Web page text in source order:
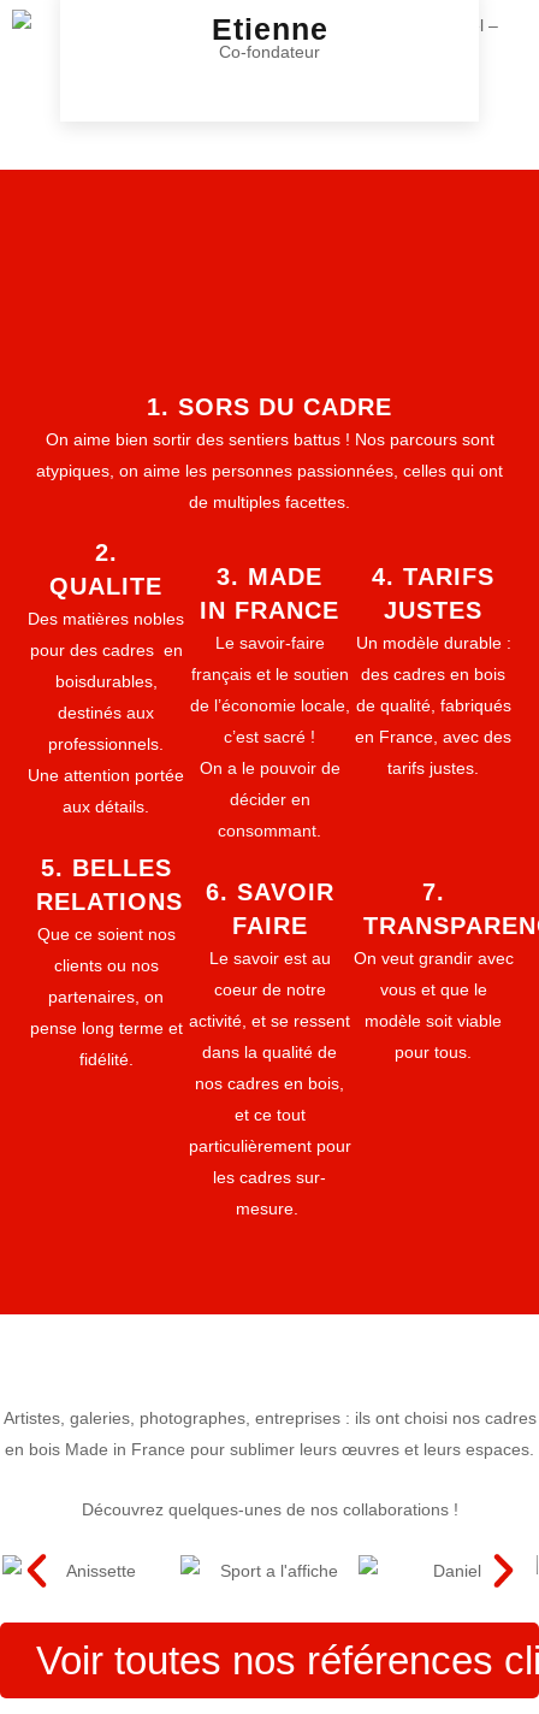
Etienne
Co-fondateur
1. SORS DU CADRE
On aime bien sortir des sentiers battus ! Nos parcours sont
atypiques, on aime les personnes passionnées, celles qui ont
de multiples facettes.
2.
QUALITE
Des matières nobles
pour des cadres en
boisdurables,
destinés aux
professionnels.
Une attention portée
aux détails.
3. MADE
IN FRANCE
Le savoir-faire
français et le soutien
de l’économie locale,
c’est sacré !
On a le pouvoir de
décider en
consommant.
4. TARIFS
JUSTES
Un modèle durable :
des cadres en bois
de qualité, fabriqués
en France, avec des
tarifs justes.
5. BELLES
RELATIONS
Que ce soient nos
clients ou nos
partenaires, on
pense long terme et
fidélité.
6. SAVOIR
FAIRE
Le savoir est au
coeur de notre
activité, et se ressent
dans la qualité de
nos cadres en bois,
et ce tout
particulièrement pour
les cadres sur-
mesure.
7.
On veut grandir avec
vous et que le
modèle soit viable
pour tous.
Artistes, galeries, photographes, entreprises : ils ont choisi nos cadres
en bois Made in France pour sublimer leurs œuvres et leurs espaces.
Découvrez quelques-unes de nos collaborations !
Voir toutes nos références